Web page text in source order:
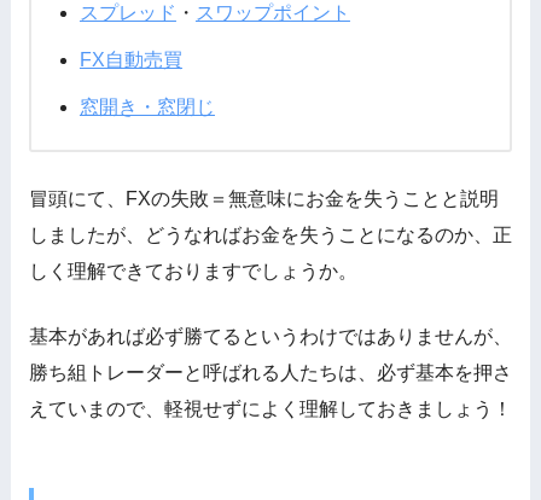
スプレッド ・ スワップポイント
FX自動売買
窓開き・窓閉じ
冒頭にて、FXの失敗＝無意味にお金を失うことと説明
しましたが、どうなればお金を失うことになるのか、正
しく理解できておりますでしょうか。
基本があれば必ず勝てるというわけではありませんが、
勝ち組トレーダーと呼ばれる人たちは、必ず基本を押さ
えていまので、軽視せずによく理解しておきましょう！